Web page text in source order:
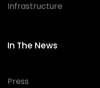
Infrastructure
In The News
Press